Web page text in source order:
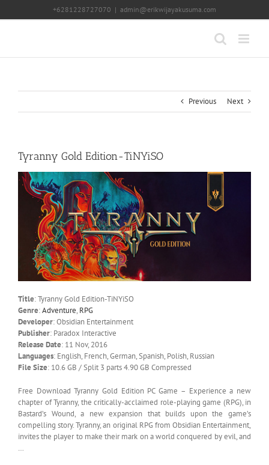
+6281228727070 | admin@erikwijayakusuma.com
Previous Next
Tyranny Gold Edition-TiNYiSO
Title: Tyranny Gold Edition-TiNYiSO
Genre:Adventure, RPG
Developer: Obsidian Entertainment
Publisher: Paradox Interactive
Release Date: 11 Nov, 2016
Languages: English, French, German, Spanish, Polish, Russian
File Size: 10.6 GB / Split 3 parts 4.90 GB Compressed
Free Download Tyranny Gold Edition PC Game – Experience a new
chapter of Tyranny, the critically-acclaimed role-playing game (RPG), in
Bastard’s Wound, a new expansion that builds upon the game’s
compelling story. Tyranny, an original RPG from Obsidian Entertainment,
invites the player to make their mark on a world conquered by evil, and
…